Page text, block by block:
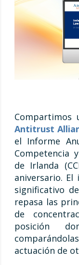
Antitrust
el Informe
Competencia
de Irlanda
aniversario.
significativo
repasa las
de
posición
actuación de